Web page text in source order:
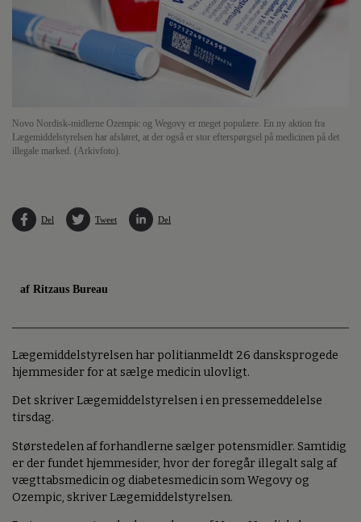
Novo Nordisk-midlerne Ozempic og Wegovy er meget populære. En ny aktion fra
Lægemiddelstyrelsen har afsløret, at der også er stor efterspørgsel på medicinen på det
illegale marked. (Arkivfoto).
Del Tweet Del
af Ritzaus Bureau
Lægemiddelstyrelsen har politianmeldt 26 dansksprogede
hjemmesider for at sælge medicin ulovligt.
Det skriver Lægemiddelstyrelsen i en pressemeddelelse
tirsdag.
Størstedelen af forhandlerne sælger potensmidler. Samtidig
er der fundet hjemmesider, hvor der foregår illegalt salg af
vægttabsmedicin og diabetesmedicin som Wegovy og
Ozempic, skriver Lægemiddelstyrelsen.